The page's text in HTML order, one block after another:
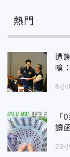
熱門
遭
嗆
8小
「
讀
23